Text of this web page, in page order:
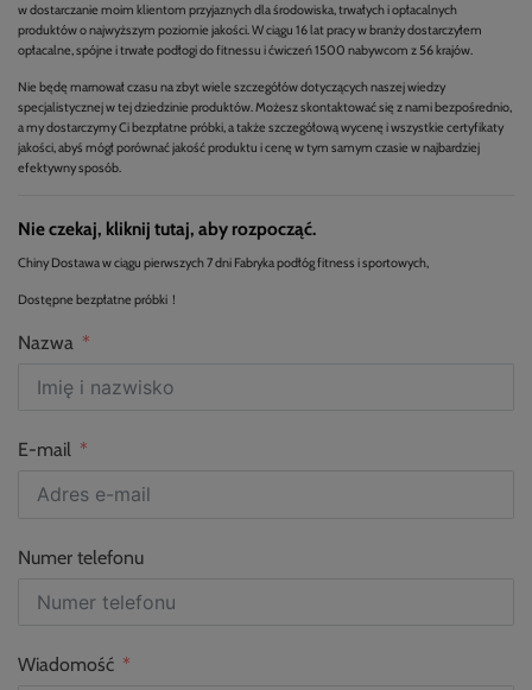
w dostarczanie moim klientom przyjaznych dla środowiska, trwałych i opłacalnych
produktów o najwyższym poziomie jakości. W ciągu 16 lat pracy w branży dostarczyłem
opłacalne, spójne i trwałe podłogi do fitnessu i ćwiczeń 1500 nabywcom z 56 krajów.
Nie będę marnował czasu na zbyt wiele szczegółów dotyczących naszej wiedzy
specjalistycznej w tej dziedzinie produktów. Możesz skontaktować się z nami bezpośrednio,
a my dostarczymy Ci bezpłatne próbki, a także szczegółową wycenę i wszystkie certyfikaty
jakości, abyś mógł porównać jakość produktu i cenę w tym samym czasie w najbardziej
efektywny sposób.
Nie czekaj, kliknij tutaj, aby rozpocząć.
Chiny Dostawa w ciągu pierwszych 7 dni Fabryka podłóg fitness i sportowych,
Dostępne bezpłatne próbki！
Nazwa
E-mail
Numer telefonu
Wiadomość